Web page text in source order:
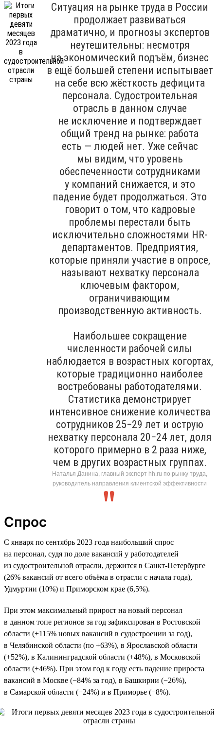
Ситуация на рынке труда в России
продолжает развиваться
драматично, и прогнозы экспертов
неутешительны: несмотря
на экономический подъём, бизнес
в ещё большей степени испытывает
на себе всю жёсткость дефицита
персонала. Судостроительная
отрасль в данном случае
не исключение и подтверждает
общий тренд на рынке: работа
есть — людей нет. Уже сейчас
мы видим, что уровень
обеспеченности сотрудниками
у компаний снижается, и это
падение будет продолжаться. Это
говорит о том, что кадровые
проблемы перестали быть
исключительно сложностями HR-
департаментов. Предприятия,
которые приняли участие в опросе,
называют нехватку персонала
ключевым фактором,
ограничивающим
производственную активность.
Наибольшее сокращение
численности рабочей силы
наблюдается в возрастных когортах,
которые традиционно наиболее
востребованы работодателями.
Статистика демонстрирует
интенсивное снижение количества
сотрудников 25−29 лет и острую
нехватку персонала 20−24 лет, доля
которого примерно в 2 раза ниже,
чем в других возрастных группах.
Наталья Данина, главный эксперт hh.ru по рынку труда,
руководитель направления клиентской эффективности
Спрос
С января по сентябрь 2023 года наибольший спрос
на персонал, судя по доле вакансий у работодателей
из судостроительной отрасли, держится в Санкт-Петербурге
(26% вакансий от всего объёма в отрасли с начала года),
Удмуртии (10%) и Приморском крае (6,5%).
При этом максимальный прирост на новый персонал
в данном топе регионов за год зафиксирован в Ростовской
области (+115% новых вакансий в судостроении за год),
в Челябинской области (по +63%), в Ярославской области
(+52%), в Калининградской области (+48%), в Московской
области (+46%). При этом год к году есть падение прироста
вакансий в Москве (−84% за год), в Башкирии (−26%),
в Самарской области (−24%) и в Приморье (−8%).